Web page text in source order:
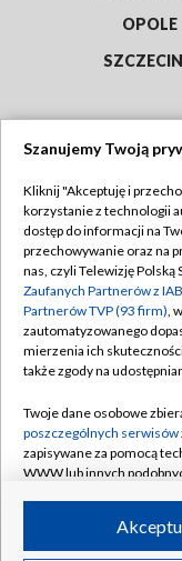
OPOLE
SZCZECIN
Abonament TVP
Emisja w TVP
Centrum
Naziemna
Rada Programowa
System NOS
Informacje o
Program dla prasy
Szanujemy Twoją
Kliknij "Akceptuję i
korzystanie z technologii
dostęp do informacji na
przechowywanie oraz na
nas, czyli Telewizję Polską
Zaufanych Partnerów z
Partnerów TVP (93 firm),
zautomatyzowanego
mierzenia ich
także zgody na
Twoje dane osobowe
poszczególnych serwisów
zapisywane za pomocą
WWW lub innych
ruchu w Internecie.